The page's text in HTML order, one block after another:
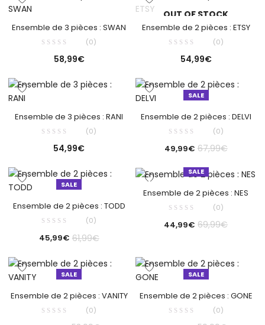
Ensemble de 3 pièces : SWAN
(0)
58,99€
OUT OF STOCK
Ensemble de 2 pièces : ETSY
(0)
54,99€
Ensemble de 3 pièces : RANI
(0)
54,99€
SALE
Ensemble de 2 pièces : DELVI
(0)
49,99€ 67,99€
SALE
Ensemble de 2 pièces : TODD
(0)
45,99€ 61,99€
SALE
Ensemble de 2 pièces : NES
(0)
44,99€ 69,99€
SALE
Ensemble de 2 pièces : VANITY
(0)
SALE
Ensemble de 2 pièces : GONE
(0)